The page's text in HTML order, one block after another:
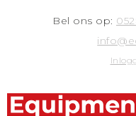
Bel ons op: